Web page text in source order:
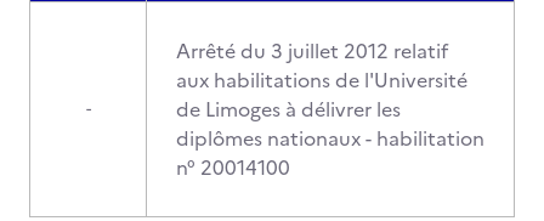
-
Arrêté du 3 juillet 2012 relatif
aux habilitations de l'Université
de Limoges à délivrer les
diplômes nationaux - habilitation
n° 20014100